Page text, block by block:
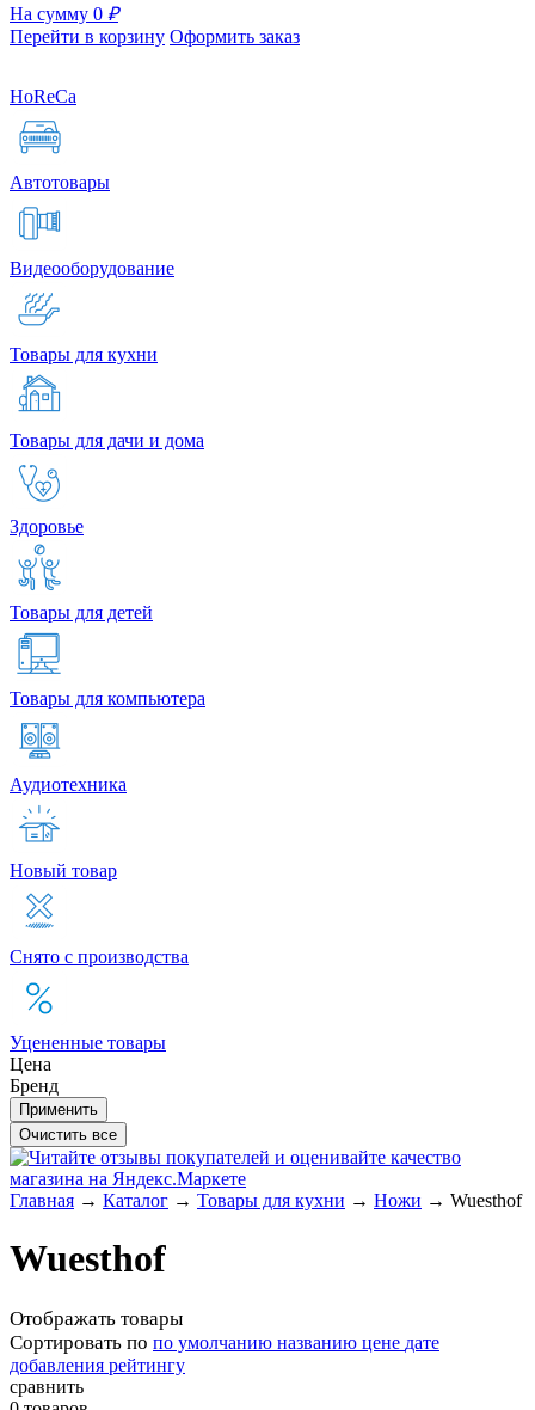
На сумму 0 ₽
Перейти в корзину Оформить заказ
HoReCa
Автотовары
Видеооборудование
Товары для кухни
Товары для дачи и дома
Здоровье
Товары для детей
Товары для компьютера
Аудиотехника
Новый товар
Снято с производства
Уцененные товары
Цена
Бренд
Главная → Каталог → Товары для кухни → Ножи → Wuesthof
Wuesthof
Отображать товары
Сортировать по по умолчанию названию цене дате
добавления рейтингу
сравнить